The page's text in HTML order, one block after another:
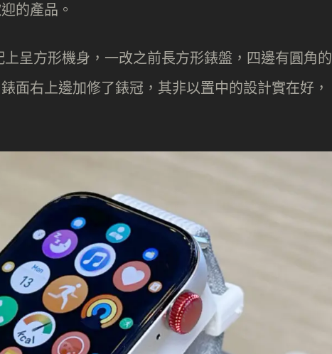
的產品。
呈方形機身，一改之前長方形錶盤，四邊有圓角的
面右上邊加修了錶冠，其非以置中的設計實在好，